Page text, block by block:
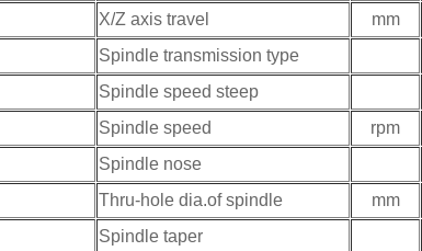
X/Z axis travel mm
Spindle transmission type
Spindle speed steep
Spindle speed rpm
Spindle nose
Thru-hole dia.of spindle mm
Spindle taper